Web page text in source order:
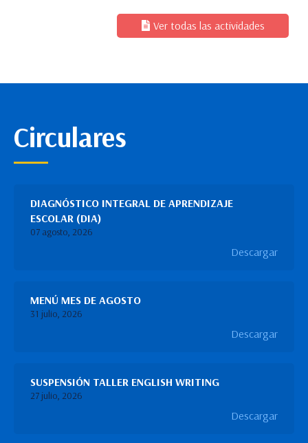
Ver todas las actividades
Circulares
DIAGNÓSTICO INTEGRAL DE APRENDIZAJE
ESCOLAR (DIA)
07 agosto, 2026
Descargar
MENÚ MES DE AGOSTO
31 julio, 2026
Descargar
SUSPENSIÓN TALLER ENGLISH WRITING
27 julio, 2026
Descargar